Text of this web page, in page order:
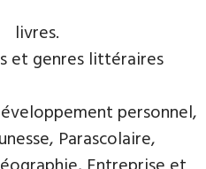
livres.
et genres littéraires
personnel,
Parascolaire,